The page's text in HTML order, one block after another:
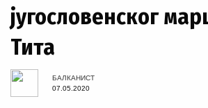
југословенског
Тита
БАЛКАНИСТ
07.05.2020